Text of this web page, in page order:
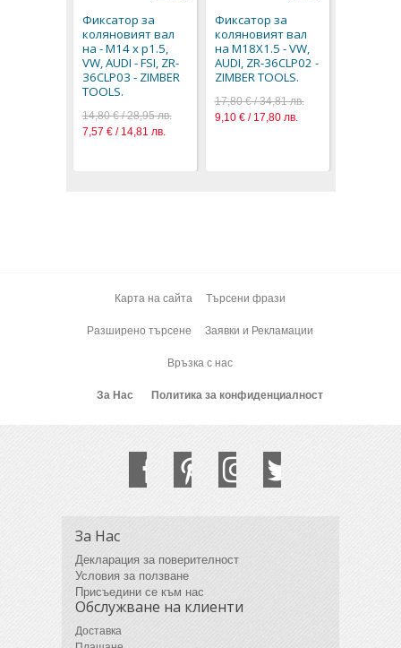
Фиксатор за
коляновият вал
на - M14 x p1.5,
VW, AUDI - FSI, ZR-
36CLP03 - ZIMBER
TOOLS.
14,80 € / 28,95 лв.
7,57 € / 14,81 лв.
Фиксатор за
коляновият вал
на M18X1.5 - VW,
AUDI, ZR-36CLP02 -
ZIMBER TOOLS.
17,80 € / 34,81 лв.
9,10 € / 17,80 лв.
Карта на сайта Търсени фрази
Разширено търсене Заявки и Рекламации
Връзка с нас
За Нас Политика за конфиденциалност
За Нас
Декларация за поверителност
Условия за ползване
Присъедини се към нас
Обслужване на клиенти
Доставка